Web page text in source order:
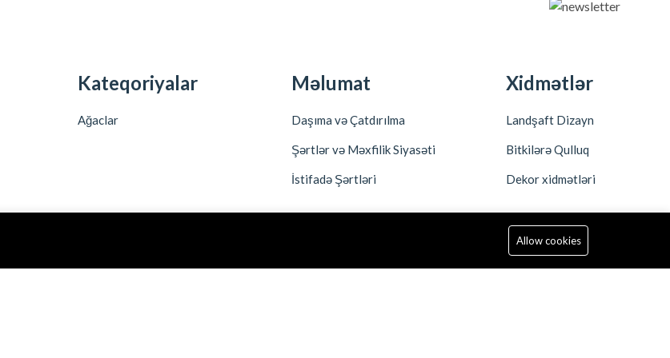
Kateqoriyalar
Ağaclar
Məlumat
Daşıma və Çatdırılma
Şərtlər və Məxfilik Siyasəti
İstifadə Şərtləri
Xidmətlər
Landşaft Dizayn
Bitkilərə Qulluq
Dekor xidmətləri
Allow cookies